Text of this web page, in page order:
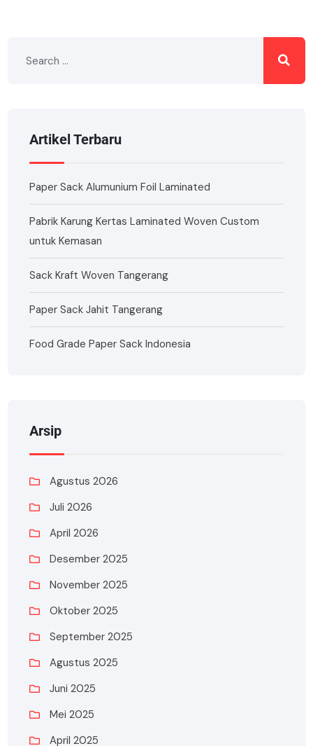
Artikel Terbaru
Paper Sack Alumunium Foil Laminated
Pabrik Karung Kertas Laminated Woven Custom
untuk Kemasan
Sack Kraft Woven Tangerang
Paper Sack Jahit Tangerang
Food Grade Paper Sack Indonesia
Arsip
Agustus 2026
Juli 2026
April 2026
Desember 2025
November 2025
Oktober 2025
September 2025
Agustus 2025
Juni 2025
Mei 2025
April 2025